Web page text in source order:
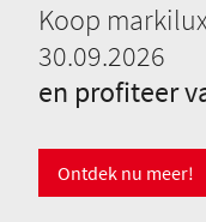
Koop
30.09.2026
en profiteer
Ontdek nu meer!